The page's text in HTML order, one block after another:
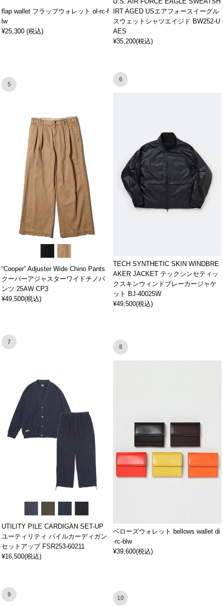
flap wallet フラップウォレット ol-rc-f
lw
¥25,300 (税込)
IRT AGED USエアフォースイーグル
スウェットシャツエイジド BW252-U
AES
¥35,200(税込)
5
“Cooper” Adjuster Wide Chino Pants
クーパーアジャスターワイドチノパ
ンツ 25AW CP3
¥49,500(税込)
6
TECH SYNTHETIC SKIN WINDBRE
AKER JACKET テックシンセティッ
クスキンウィンドブレーカージャケ
ット BJ-40025W
¥49,500(税込)
7
UTILITY PILE CARDIGAN SET-UP
ユーティリティ パイルカーディガン
セットアップ FSR253-60211
¥16,500(税込)
8
ベローズウォレット bellows wallet di
-rc-blw
¥39,600(税込)
9 10